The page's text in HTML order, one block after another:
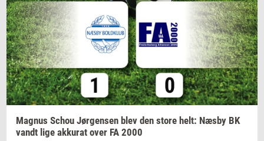
Magnus Schou Jør­gen­sen blev den store helt: Næsby BK
vandt lige ak­ku­rat over FA 2000